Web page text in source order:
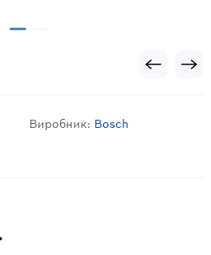
Виробник: Bosch